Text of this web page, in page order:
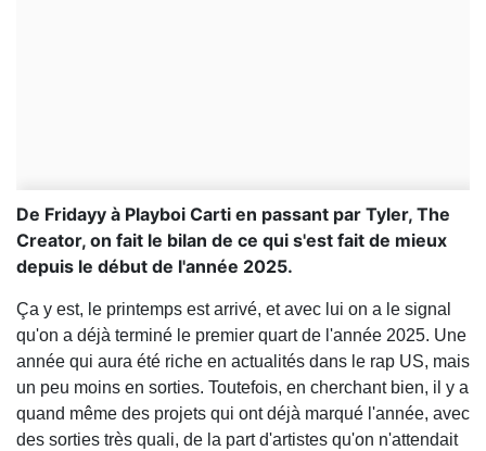
De Fridayy à Playboi Carti en passant par Tyler, The
Creator, on fait le bilan de ce qui s'est fait de mieux
depuis le début de l'année 2025.
Ça y est, le printemps est arrivé, et avec lui on a le signal
qu'on a déjà terminé le premier quart de l'année 2025. Une
année qui aura été riche en actualités dans le rap US, mais
un peu moins en sorties. Toutefois, en cherchant bien, il y a
quand même des projets qui ont déjà marqué l'année, avec
des sorties très quali, de la part d'artistes qu'on n'attendait